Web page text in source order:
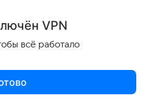
потерянные спутники с
ён VPN
всё работало